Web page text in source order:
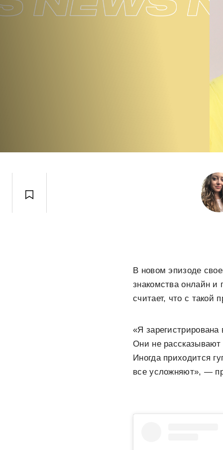
В новом эпизоде
знакомства онлайн и
считает, что с такой
«Я
Они не рассказывают
Иногда приходится
все усложняют», —